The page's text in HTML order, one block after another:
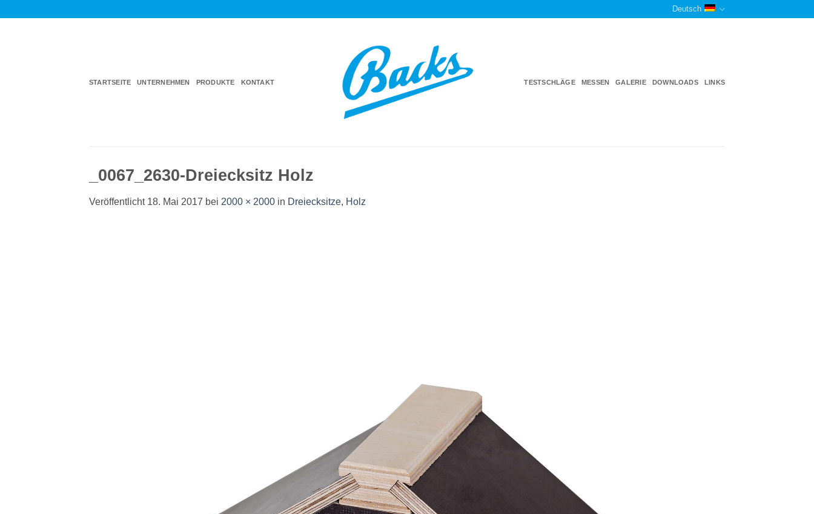
Deutsch
STARTSEITE UNTERNEHMEN PRODUKTE KONTAKT TESTSCHLÄGE MESSEN GALERIE DOWNLOADS LINKS
_0067_2630-Dreiecksitz Holz
Veröffentlicht 18. Mai 2017 bei 2000 × 2000 in Dreiecksitze, Holz